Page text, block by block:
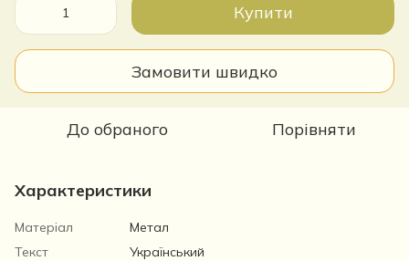
Купити
Замовити швидко
До обраного Порівняти
Характеристики
Матеріал
Метал
Текст
Український